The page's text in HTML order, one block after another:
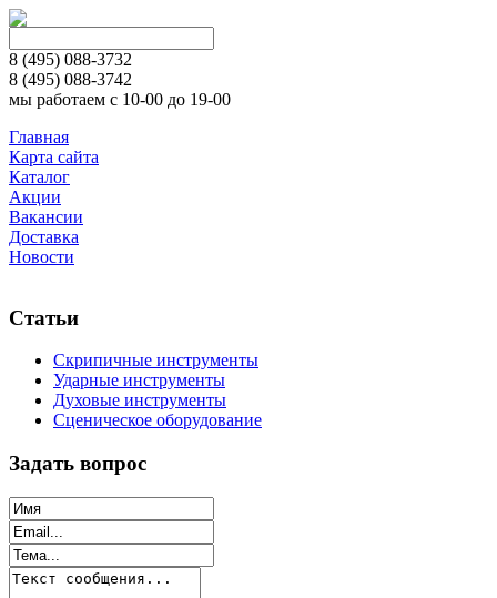
8 (495) 088-3732
8 (495) 088-3742
мы работаем с 10-00 до 19-00
Главная
Карта сайта
Каталог
Акции
Вакансии
Доставка
Новости
Статьи
Скрипичные инструменты
Ударные инструменты
Духовые инструменты
Сценическое оборудование
Задать вопрос